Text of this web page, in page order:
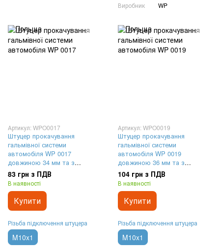
Виробник
WP
Артикул: WPO0017
Штуцер прокачування
гальмівної системи
автомобіля WP 0017
довжиною 34 мм та з
різьбленням M10x1
83 грн з ПДВ
В наявності
Купити
Різьба підключення штуцера
M10x1
Артикул: WPO0019
Штуцер прокачування
гальмівної системи
автомобіля WP 0019
довжиною 36 мм та з
різьбленням M10x1
104 грн з ПДВ
В наявності
Купити
Різьба підключення штуцера
M10x1